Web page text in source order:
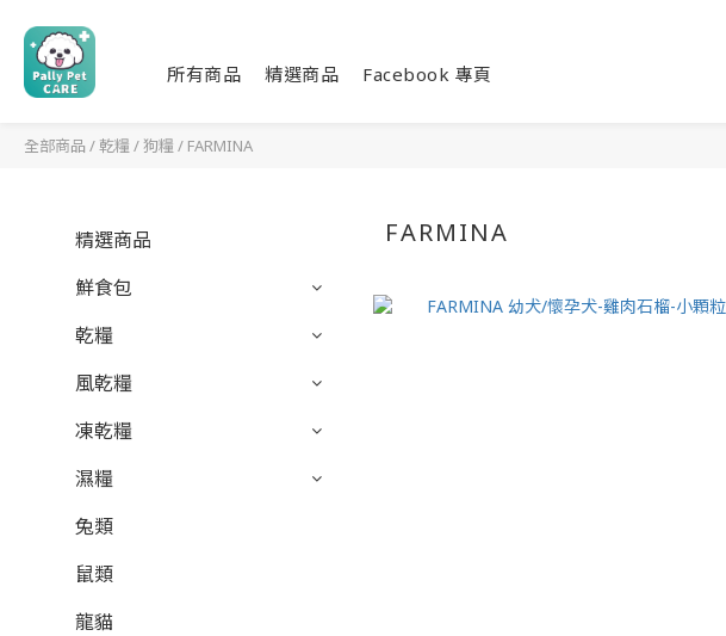
所有商品 精選商品 Facebook 專頁
全部商品 /乾糧 /狗糧 / FARMINA
精選商品
鮮食包
乾糧
風乾糧
凍乾糧
濕糧
兔類
鼠類
龍貓
FARMINA